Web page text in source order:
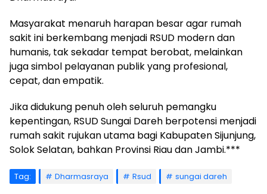
Masyarakat menaruh harapan besar agar rumah
sakit ini berkembang menjadi RSUD modern dan
humanis, tak sekadar tempat berobat, melainkan
juga simbol pelayanan publik yang profesional,
cepat, dan empatik.
Jika didukung penuh oleh seluruh pemangku
kepentingan, RSUD Sungai Dareh berpotensi menjadi
rumah sakit rujukan utama bagi Kabupaten Sijunjung,
Solok Selatan, bahkan Provinsi Riau dan Jambi.***
Tag: Dharmasraya Rsud sungai dareh